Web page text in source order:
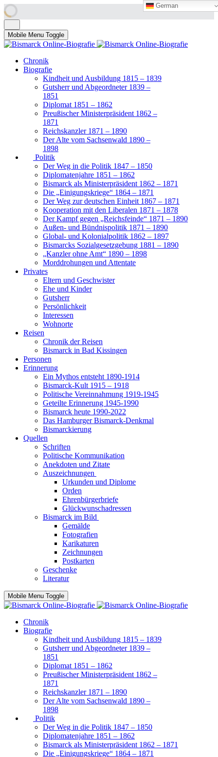
Mobile Menu Toggle
Chronik
Biografie
Kindheit und Ausbildung 1815 – 1839
Gutsherr und Abgeordneter 1839 –
1851
Diplomat 1851 – 1862
Preußischer Ministerpräsident 1862 –
1871
Reichskanzler 1871 – 1890
Der Alte vom Sachsenwald 1890 –
1898
Politik
Der Weg in die Politik 1847 – 1850
Diplomatenjahre 1851 – 1862
Bismarck als Ministerpräsident 1862 – 1871
Die „Einigungskriege“ 1864 – 1871
Der Weg zur deutschen Einheit 1867 – 1871
Kooperation mit den Liberalen 1871 – 1878
Der Kampf gegen „Reichsfeinde“ 1871 – 1890
Außen- und Bündnispolitik 1871 – 1890
Global- und Kolonialpolitik 1862 – 1897
Bismarcks Sozialgesetzgebung 1881 – 1890
„Kanzler ohne Amt“ 1890 – 1898
Morddrohungen und Attentate
Privates
Eltern und Geschwister
Ehe und Kinder
Gutsherr
Persönlichkeit
Interessen
Wohnorte
Reisen
Chronik der Reisen
Bismarck in Bad Kissingen
Personen
Erinnerung
Ein Mythos entsteht 1890-1914
Bismarck-Kult 1915 – 1918
Politische Vereinnahmung 1919-1945
Geteilte Erinnerung 1945-1990
Bismarck heute 1990-2022
Das Hamburger Bismarck-Denkmal
Bismarckierung
Quellen
Schriften
Politische Kommunikation
Anekdoten und Zitate
Auszeichnungen
Urkunden und Diplome
Orden
Ehrenbürgerbriefe
Glückwunschadressen
Bismarck im Bild
Gemälde
Fotografien
Karikaturen
Zeichnungen
Postkarten
Geschenke
Literatur
German
Mobile Menu Toggle
Chronik
Biografie
Kindheit und Ausbildung 1815 – 1839
Gutsherr und Abgeordneter 1839 –
1851
Diplomat 1851 – 1862
Preußischer Ministerpräsident 1862 –
1871
Reichskanzler 1871 – 1890
Der Alte vom Sachsenwald 1890 –
1898
Politik
Der Weg in die Politik 1847 – 1850
Diplomatenjahre 1851 – 1862
Bismarck als Ministerpräsident 1862 – 1871
Die „Einigungskriege“ 1864 – 1871
German